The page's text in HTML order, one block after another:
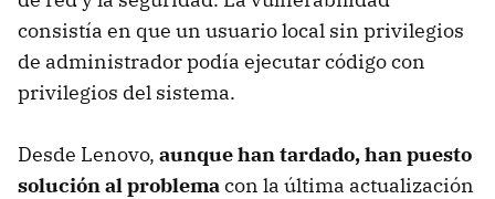
consistía en que un usuario local sin privilegios
de administrador podía ejecutar código con
privilegios del sistema.
Desde Lenovo, aunque han tardado, han puesto
solución al problemacon la última actualización